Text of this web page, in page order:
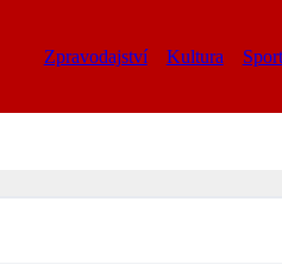
Zpravodajství Kultura Sport